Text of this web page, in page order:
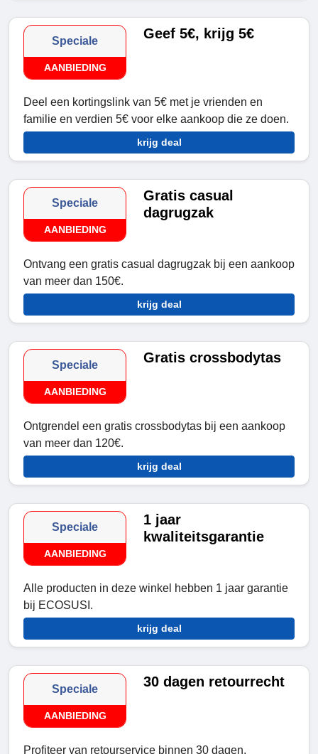
Speciale
AANBIEDING
Geef 5€, krijg 5€
Deel een kortingslink van 5€ met je vrienden en
familie en verdien 5€ voor elke aankoop die ze doen.
krijg deal
Speciale
AANBIEDING
Gratis casual
dagrugzak
Ontvang een gratis casual dagrugzak bij een aankoop
van meer dan 150€.
krijg deal
Speciale
AANBIEDING
Gratis crossbodytas
Ontgrendel een gratis crossbodytas bij een aankoop
van meer dan 120€.
krijg deal
Speciale
AANBIEDING
1 jaar
kwaliteitsgarantie
Alle producten in deze winkel hebben 1 jaar garantie
bij ECOSUSI.
krijg deal
Speciale
AANBIEDING
30 dagen retourrecht
Profiteer van retourservice binnen 30 dagen.